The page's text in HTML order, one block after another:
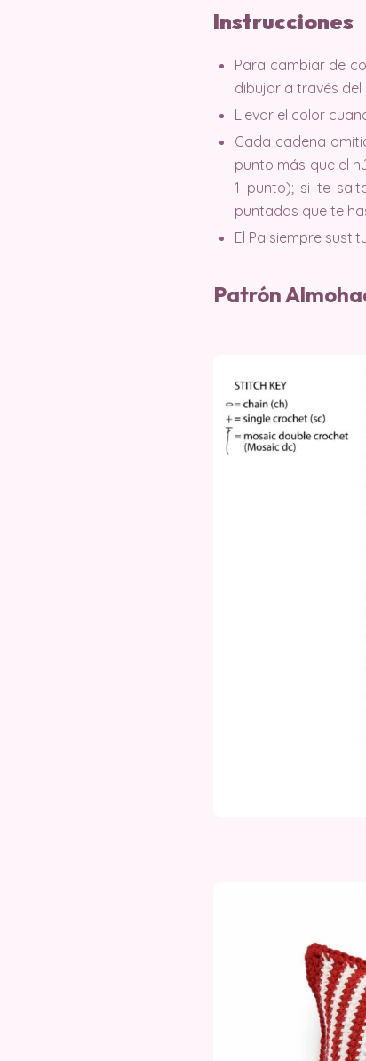
Instrucciones
Para cambiar de
dibujar a través
Llevar el color
Cada cadena
punto más que el
1 punto); si te
puntadas que te
El Pa siempre
Patrón